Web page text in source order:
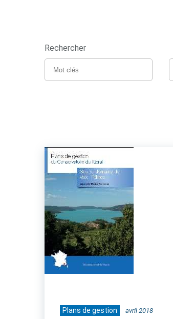
Rechercher
Plans de gestion avril 2018